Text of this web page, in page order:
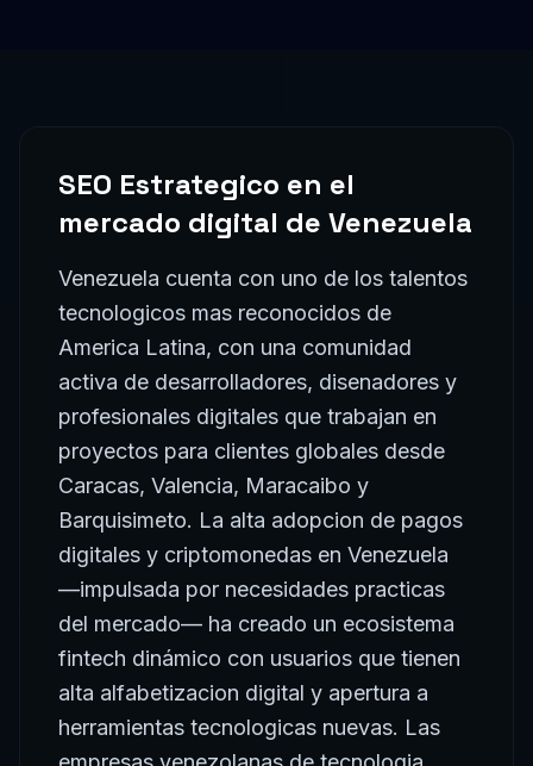
Venezuela cuenta con uno de los talentos
America Latina, con una comunidad
activa de desarrolladores, disenadores y
profesionales digitales que trabajan en
proyectos para clientes globales desde
Caracas, Valencia, Maracaibo y
Barquisimeto. La alta adopcion de pagos
digitales y criptomonedas en Venezuela
—impulsada por necesidades practicas
del mercado— ha creado un ecosistema
fintech dinámico con usuarios que tienen
alta alfabetizacion digital y apertura a
herramientas tecnologicas nuevas. Las
empresas venezolanas de tecnologia,
servicios y comercio que invierten en